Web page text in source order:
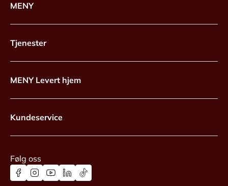
MENY
Tjenester
MENY Levert hjem
Kundeservice
Følg oss